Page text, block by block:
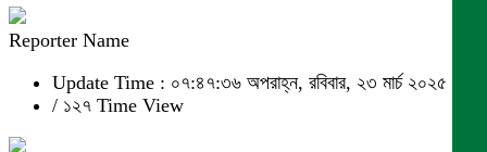
Reporter Name
Update Time : ০৭:৪৭:৩৬ অপরাহ্ন, রবিবার, ২৩ মার্চ ২০২৫
/ ১২৭ Time View